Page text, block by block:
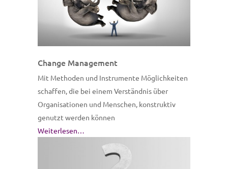
Change Management
Mit Methoden und Instrumente Möglichkeiten
schaffen, die bei einem Verständnis über
Organisationen und Menschen, konstruktiv
genutzt werden können
Weiterlesen…